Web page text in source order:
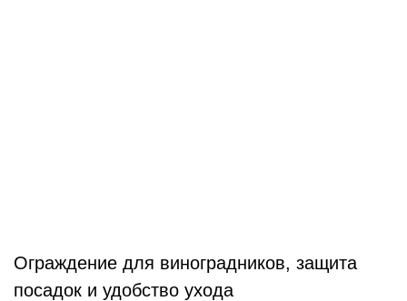
Ограждение для виноградников, защита
посадок и удобство ухода